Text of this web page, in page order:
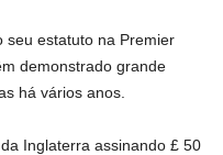
seu estatuto na Premier
demonstrado grande
há vários anos.
Inglaterra assinando £ 50